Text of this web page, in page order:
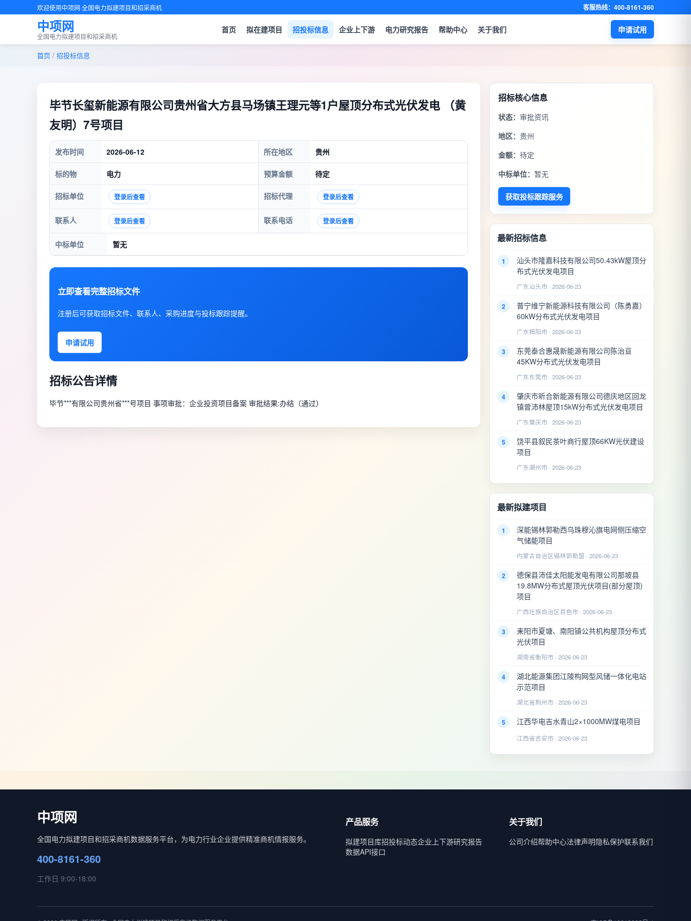
欢迎使用中项网·全国电力拟建项目和招采商机 客服热线：400-8161-360
中项网
全国电力拟建项目和招采商机
首页 拟在建项目 招投标信息 企业上下游 电力研究报告 帮助中心 关于我们 申请试用
首页 / 招投标信息
毕节长玺新能源有限公司贵州省大方县马场镇王理元等1户屋顶分布式光伏发电 （黄
友明）7号项目
发布时间 2026-06-12 所在地区 贵州
标的物 电力 预算金额 待定
招标单位 登录后查看 招标代理 登录后查看
联系人 登录后查看 联系电话 登录后查看
中标单位 暂无
立即查看完整招标文件
注册后可获取招标文件、联系人、采购进度与投标跟踪提醒。
申请试用
招标公告详情
毕节***有限公司贵州省***号项目 事项审批：企业投资项目备案 审批结果:办结（通过）
招标核心信息
状态： 审批资讯
地区： 贵州
金额： 待定
中标单位： 暂无
获取投标跟踪服务
最新招标信息
1
汕头市隆嘉科技有限公司50.43kW屋顶分
布式光伏发电项目
广东汕头市 · 2026-06-23
2
普宁维宁新能源科技有限公司（陈勇嘉）
60kW分布式光伏发电项目
广东揭阳市 · 2026-06-23
3
东莞泰合惠晟新能源有限公司陈治亘
45KW分布式光伏发电项目
广东东莞市 · 2026-06-23
4
肇庆市昕合新能源有限公司德庆地区回龙
镇曾沛林屋顶15kW分布式光伏发电项目
广东肇庆市 · 2026-06-23
5
饶平县叙民茶叶商行屋顶66KW光伏建设
项目
广东潮州市 · 2026-06-23
最新拟建项目
1
深能锡林郭勒西乌珠穆沁旗电网侧压缩空
气储能项目
内蒙古自治区锡林郭勒盟 · 2026-06-23
2
德保县沛佳太阳能发电有限公司那坡县
19.8MW分布式屋顶光伏项目(部分屋顶)
项目
广西壮族自治区百色市 · 2026-06-23
3
耒阳市夏塘、南阳镇公共机构屋顶分布式
光伏项目
湖南省衡阳市 · 2026-06-23
4
湖北能源集团江陵构网型风储一体化电站
示范项目
湖北省荆州市 · 2026-06-23
5 江西华电吉水青山2×1000MW煤电项目
江西省吉安市 · 2026-06-23
中项网
全国电力拟建项目和招采商机数据服务平台，为电力行业企业提供精准商机情报服务。
400-8161-360
工作日 9:00-18:00
产品服务
拟建项目库招投标动态企业上下游研究报告
数据API接口
关于我们
公司介绍帮助中心法律声明隐私保护联系我们